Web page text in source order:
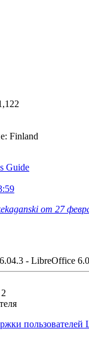
Finland
Guide
от 27
- LibreOffice
2
пользователей